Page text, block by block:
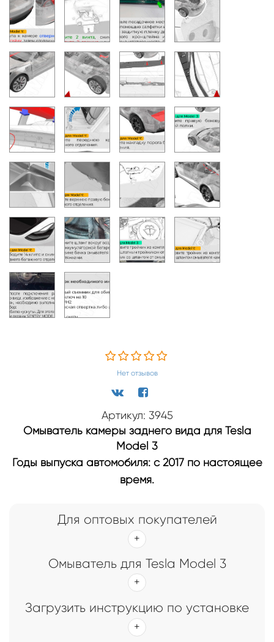
Нет отзывов
Артикул: 3945
Омыватель камеры заднего вида для Tesla
Model 3
Годы выпуска автомобиля: с 2017 по настоящее
время.
Для оптовых покупателей
Омыватель для Tesla Model 3
Загрузить инструкцию по установке